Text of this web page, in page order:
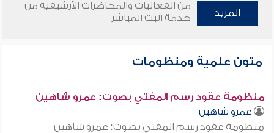
المزيد
من الفعاليات والمحاضرات الأرشيفية من
خدمة البث المباشر
متون علمية ومنظومات
منظومة عقود رسم المفتي بصوت: عمرو شاهين
عمرو شاهين
منظومة عقود رسم المفتي بصوت: عمرو شاهين